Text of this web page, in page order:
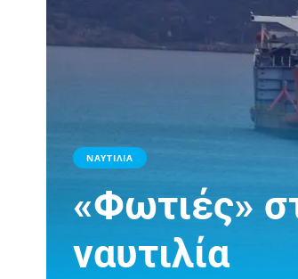
ΝΑΥΤΙΛΙΑ
«Φωτιές»
ναυτιλία